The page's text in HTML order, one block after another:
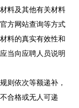
料及其他有关材料
方网站查询等方式
料的真实有效性和
当向应聘人员说明
则依次等额递补，
合格或无人可递